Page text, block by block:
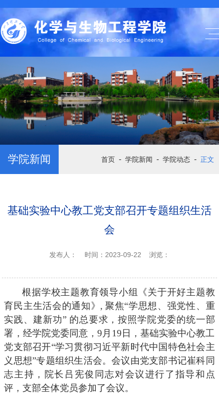
学院新闻 首页 - 学院新闻 - 学院动态 - 正文
基础实验中心教工党支部召开专题组织生活
会
发布人： 时间：2023-09-22 浏览：
根据学校主题教育领导小组《关于开好主题教
育民主生活会的通知》 , 聚焦“学思想、强党性、重
实践、建新功” 的总要求，按照学院党委的统一部
署，经学院党委同意，9月19日，基础实验中心教工
党支部召开“学习贯彻习近平新时代中国特色社会主
义思想”专题组织生活会。会议由党支部书记崔科同
志主持，院长吕宪俊同志对会议进行了指导和点
评，支部全体党员参加了会议。